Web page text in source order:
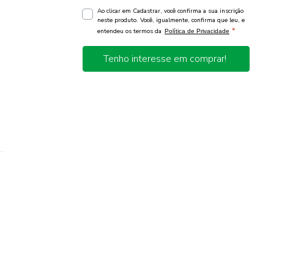
Ao clicar em Cadastrar, você confirma a sua inscrição
neste produto. Você, igualmente, confirma que leu, e
entendeu os termos da Política de Privacidade *
Tenho interesse em comprar!